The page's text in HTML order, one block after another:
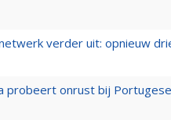
verder uit: opnieuw
probeert onrust bij